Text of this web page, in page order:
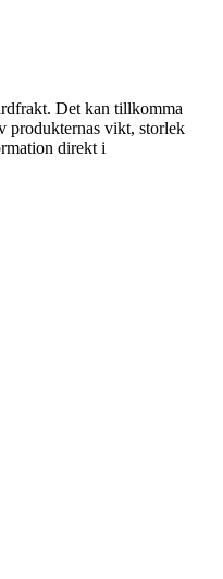
Det kan tillkomma
produkternas vikt, storlek
direkt i